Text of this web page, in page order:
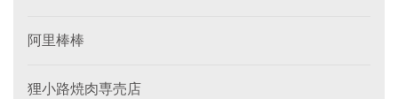
阿里棒棒
狸小路焼肉専売店